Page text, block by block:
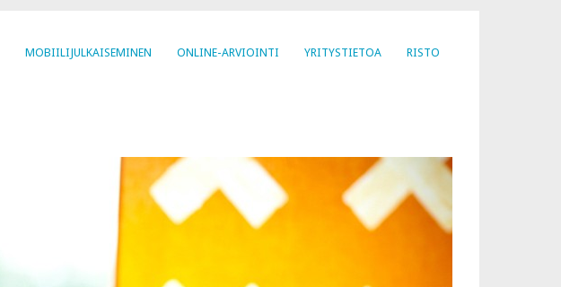
MOBIILIJULKAISEMINEN ONLINE-ARVIOINTI YRITYSTIETOA RISTO